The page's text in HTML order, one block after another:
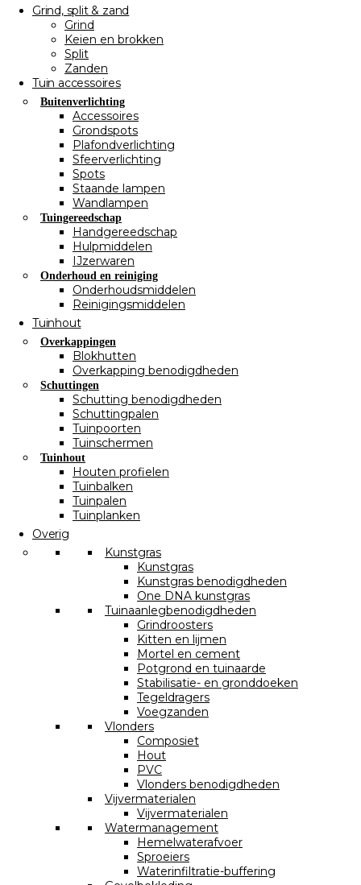
Grind, split & zand
Grind
Keien en brokken
Split
Zanden
Tuin accessoires
Buitenverlichting
Accessoires
Grondspots
Plafondverlichting
Sfeerverlichting
Spots
Staande lampen
Wandlampen
Tuingereedschap
Handgereedschap
Hulpmiddelen
IJzerwaren
Onderhoud en reiniging
Onderhoudsmiddelen
Reinigingsmiddelen
Tuinhout
Overkappingen
Blokhutten
Overkapping benodigdheden
Schuttingen
Schutting benodigdheden
Schuttingpalen
Tuinpoorten
Tuinschermen
Tuinhout
Houten profielen
Tuinbalken
Tuinpalen
Tuinplanken
Overig
Kunstgras
Kunstgras
Kunstgras benodigdheden
One DNA kunstgras
Tuinaanlegbenodigdheden
Grindroosters
Kitten en lijmen
Mortel en cement
Potgrond en tuinaarde
Stabilisatie- en gronddoeken
Tegeldragers
Voegzanden
Vlonders
Composiet
Hout
PVC
Vlonders benodigdheden
Vijvermaterialen
Vijvermaterialen
Watermanagement
Hemelwaterafvoer
Sproeiers
Waterinfiltratie-buffering